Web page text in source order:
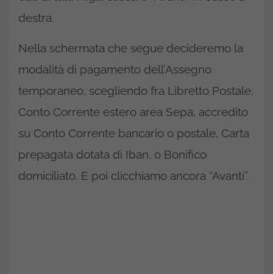
destra.
Nella schermata che segue decideremo la
modalità di pagamento dell’Assegno
temporaneo, scegliendo fra Libretto Postale,
Conto Corrente estero area Sepa, accredito
su Conto Corrente bancario o postale, Carta
prepagata dotata di Iban, o Bonifico
domiciliato. E poi clicchiamo ancora “Avanti”.